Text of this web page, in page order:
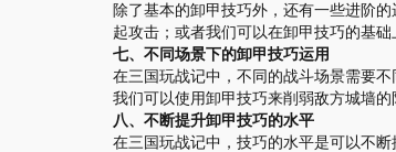
除了基本的卸甲技巧外，还有一些进阶
起攻击；或者我们可以在卸甲技巧的基
七、不同场景下的卸甲技巧运用
在三国玩战记中，不同的战斗场景需要
我们可以使用卸甲技巧来削弱敌方城墙
八、不断提升卸甲技巧的水平
在三国玩战记中，技巧的水平是可以不